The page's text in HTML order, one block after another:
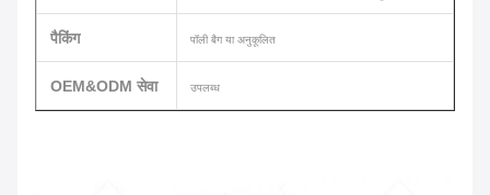
पैकिंग पॉली बैग या अनुकूलित
OEM&ODM सेवा उपलब्ध